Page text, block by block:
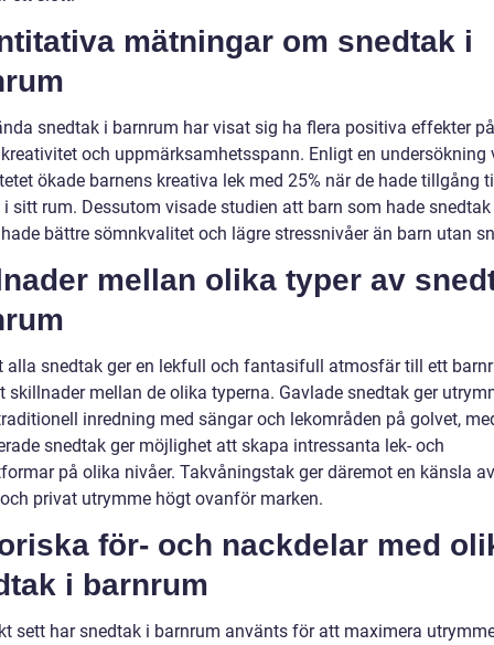
mätningar om snedtak i
snedtak i barnrum har visat sig ha flera positiva effekter på
och uppmärksamhetsspann. Enligt en undersökning
ökade barnens kreativa lek med 25% när de hade tillgång
i sitt rum. Dessutom visade studien att barn som hade
bättre sömnkvalitet och lägre stressnivåer än barn utan
mellan olika typer av
alla snedtak ger en lekfull och fantasifull atmosfär till ett
skillnader mellan de olika typerna. Gavlade snedtak ger
inredning med sängar och lekområden på golvet,
snedtak ger möjlighet att skapa intressanta lek- och
på olika nivåer. Takvåningstak ger däremot en känsla av
privat utrymme högt ovanför marken.
för- och nackdelar med
i barnrum
sett har snedtak i barnrum använts för att maximera